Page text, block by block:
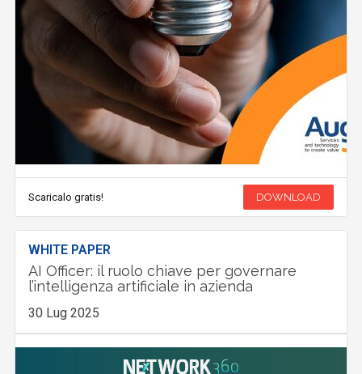
Scaricalo gratis! DOWNLOAD
WHITE PAPER
AI Officer: il ruolo chiave per governare
l’intelligenza artificiale in azienda
30 Lug 2025